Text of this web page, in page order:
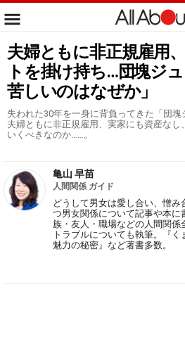
夫婦ともに非正規雇用
トを掛け持ち…団塊ジ
苦しいのはなぜか」
失われた30年を一身に背負ってきた「団塊
夫婦ともに非正規雇用、実家にも資産な
いくべきなのか……。
亀山 早苗
人間関係 ガイド
どうして男女は愛し合い、憎
つ男女関係について記事や本に
族・友人・職場などの人間関
トラブルについても執筆。『
魅力の秘密』など著書多数。